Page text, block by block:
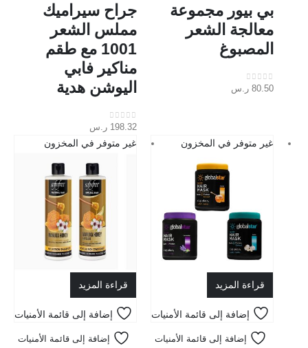
بي بيور مجموعة
معالجة الشعر
المصبوغ
0
out of 5
80.50 ر.س
جراح سيراميك
مملس الشعر
1001 مع طقم
مناكير فابي
اليوشن هدية
0
out of 5
198.32 ر.س
غير متوفر في المخزون
قراءة المزيد
إضافة إلى قائمة الأمنيات
إضافة إلى قائمة الأمنيات
غير متوفر في المخزون
قراءة المزيد
إضافة إلى قائمة الأمنيات
إضافة إلى قائمة الأمنيات